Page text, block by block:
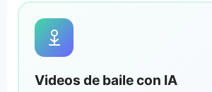
Videos de baile con IA